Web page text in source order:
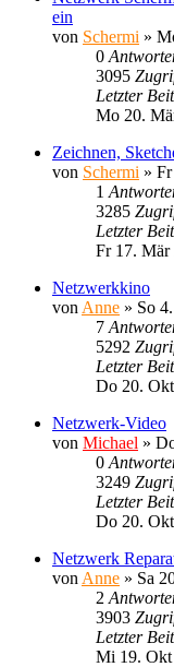
ein
von Schermi »
0
3095
Letzter
Mo 20.
Zeichnen,
von Schermi »
1
3285
Letzter
Fr 17. Mär
Netzwerkkino
von Anne » So
7
5292
Letzter
Do 20.
Netzwerk-Video
von Michael »
0
3249
Letzter
Do 20.
Netzwerk
von Anne » Sa
2
3903
Letzter
Mi 19. Okt